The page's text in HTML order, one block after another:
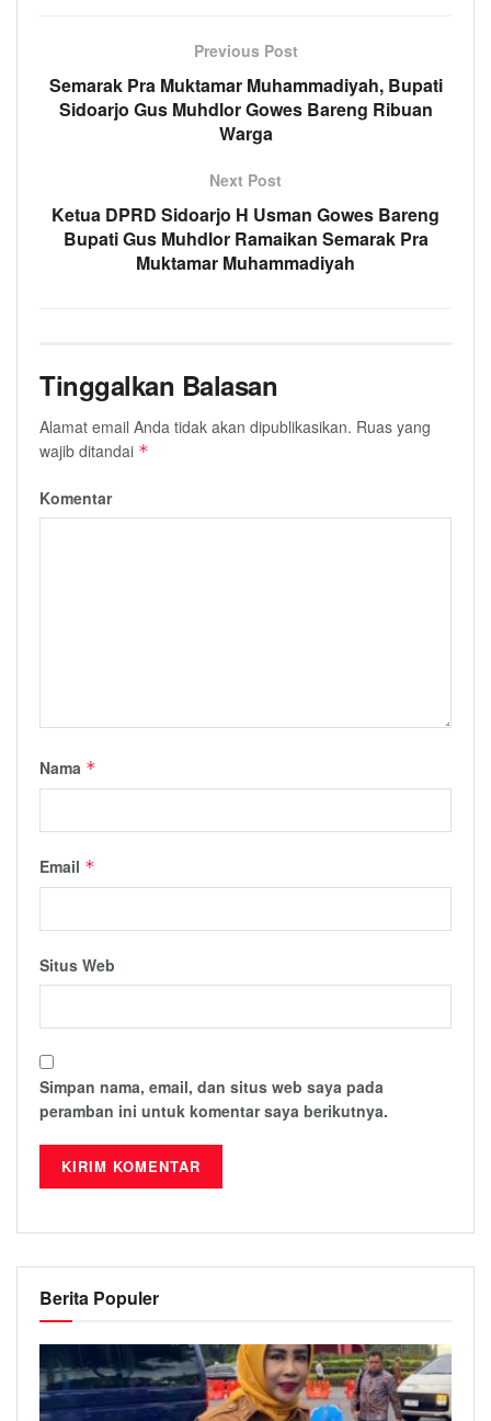
Previous Post
Semarak Pra Muktamar Muhammadiyah, Bupati
Sidoarjo Gus Muhdlor Gowes Bareng Ribuan
Warga
Next Post
Ketua DPRD Sidoarjo H Usman Gowes Bareng
Bupati Gus Muhdlor Ramaikan Semarak Pra
Muktamar Muhammadiyah
Tinggalkan Balasan
Alamat email Anda tidak akan dipublikasikan. Ruas yang
wajib ditandai *
Komentar
Nama *
Email *
Situs Web
Simpan nama, email, dan situs web saya pada
peramban ini untuk komentar saya berikutnya.
Berita Populer